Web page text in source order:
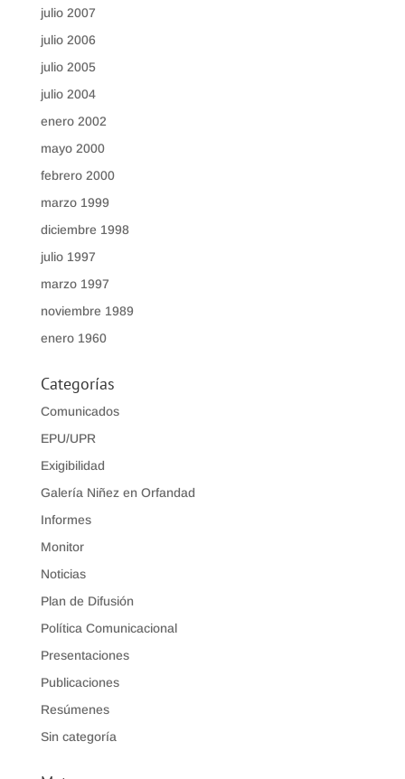
julio 2007
julio 2006
julio 2005
julio 2004
enero 2002
mayo 2000
febrero 2000
marzo 1999
diciembre 1998
julio 1997
marzo 1997
noviembre 1989
enero 1960
Categorías
Comunicados
EPU/UPR
Exigibilidad
Galería Niñez en Orfandad
Informes
Monitor
Noticias
Plan de Difusión
Política Comunicacional
Presentaciones
Publicaciones
Resúmenes
Sin categoría